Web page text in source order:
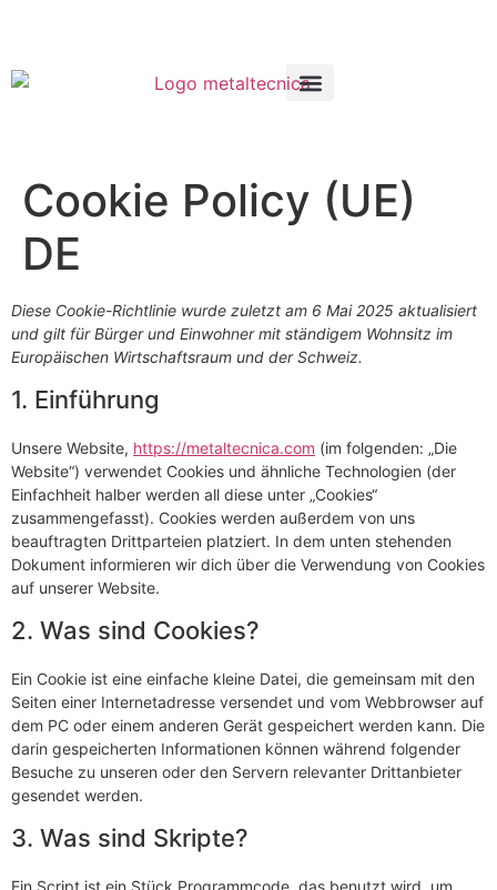
Cookie Policy (UE)
DE
Diese Cookie-Richtlinie wurde zuletzt am 6 Mai 2025 aktualisiert
und gilt für Bürger und Einwohner mit ständigem Wohnsitz im
Europäischen Wirtschaftsraum und der Schweiz.
1. Einführung
Unsere Website, https://metaltecnica.com (im folgenden: „Die
Website“) verwendet Cookies und ähnliche Technologien (der
Einfachheit halber werden all diese unter „Cookies“
zusammengefasst). Cookies werden außerdem von uns
beauftragten Drittparteien platziert. In dem unten stehenden
Dokument informieren wir dich über die Verwendung von Cookies
auf unserer Website.
2. Was sind Cookies?
Ein Cookie ist eine einfache kleine Datei, die gemeinsam mit den
Seiten einer Internetadresse versendet und vom Webbrowser auf
dem PC oder einem anderen Gerät gespeichert werden kann. Die
darin gespeicherten Informationen können während folgender
Besuche zu unseren oder den Servern relevanter Drittanbieter
gesendet werden.
3. Was sind Skripte?
Ein Script ist ein Stück Programmcode, das benutzt wird, um